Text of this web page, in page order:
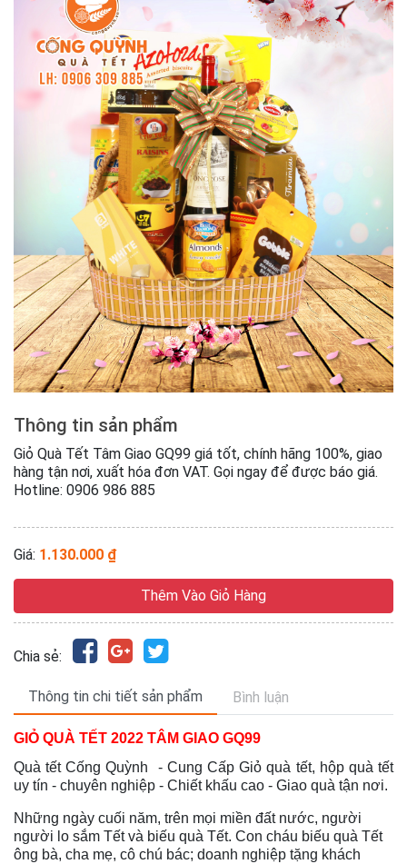
Thông tin sản phẩm
Giỏ Quà Tết Tâm Giao GQ99 giá tốt, chính hãng 100%, giao
hàng tận nơi, xuất hóa đơn VAT. Gọi ngay để được báo giá.
Hotline: 0906 986 885
Giá: 1.130.000 ₫
Thêm Vào Giỏ Hàng
Chia sẻ:
Thông tin chi tiết sản phẩm Bình luận
GIỎ QUÀ TẾT 2022 TÂM GIAO GQ99
Quà tết Cống Quỳnh - Cung Cấp Giỏ quà tết, hộp quà tết
uy tín - chuyên nghiệp - Chiết khấu cao - Giao quà tận nơi.
Những ngày cuối năm, trên mọi miền đất nước, người
người lo sắm Tết và biếu quà Tết. Con cháu biếu quà Tết
ông bà, cha mẹ, cô chú bác; doanh nghiệp tặng khách